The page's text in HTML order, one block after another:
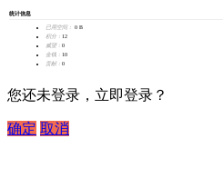
统计信息
已用空间：
0 B
积分： 12
威望： 0
金钱： 10
贡献： 0
您还未登录，立即登录？
确定 取消